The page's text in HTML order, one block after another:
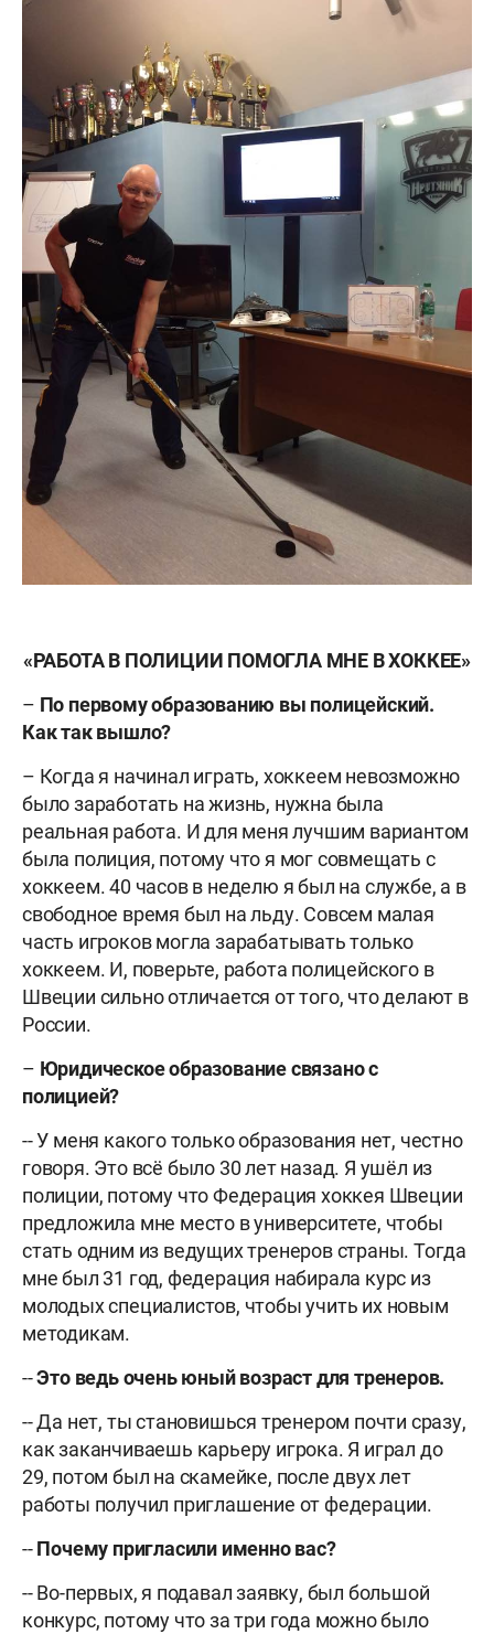
«РАБОТА В ПОЛИЦИИ ПОМОГЛА МНЕ В ХОККЕЕ»
– По первому образованию вы полицейский.
Как так вышло?
– Когда я начинал играть, хоккеем невозможно
было заработать на жизнь, нужна была
реальная работа. И для меня лучшим вариантом
была полиция, потому что я мог совмещать с
хоккеем. 40 часов в неделю я был на службе, а в
свободное время был на льду. Совсем малая
часть игроков могла зарабатывать только
хоккеем. И, поверьте, работа полицейского в
Швеции сильно отличается от того, что делают в
России.
– Юридическое образование связано с
полицией?
-- У меня какого только образования нет, честно
говоря. Это всё было 30 лет назад. Я ушёл из
полиции, потому что Федерация хоккея Швеции
предложила мне место в университете, чтобы
стать одним из ведущих тренеров страны. Тогда
мне был 31 год, федерация набирала курс из
молодых специалистов, чтобы учить их новым
методикам.
--Это ведь очень юный возраст для тренеров.
-- Да нет, ты становишься тренером почти сразу,
как заканчиваешь карьеру игрока. Я играл до
29, потом был на скамейке, после двух лет
работы получил приглашение от федерации.
--Почему пригласили именно вас?
-- Во-первых, я подавал заявку, был большой
конкурс, потому что за три года можно было